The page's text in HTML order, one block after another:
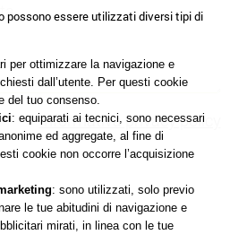
Informativa privacy policy
possono essere utilizzati diversi tipi di
per ottimizzare la navigazione e
dall’utente. Per questi cookie
del tuo consenso.
: equiparati ai tecnici, sono necessari
ed aggregate, al fine di
cookie non occorre l’acquisizione
: sono utilizzati, solo previo
le tue abitudini di navigazione e
mirati, in linea con le tue